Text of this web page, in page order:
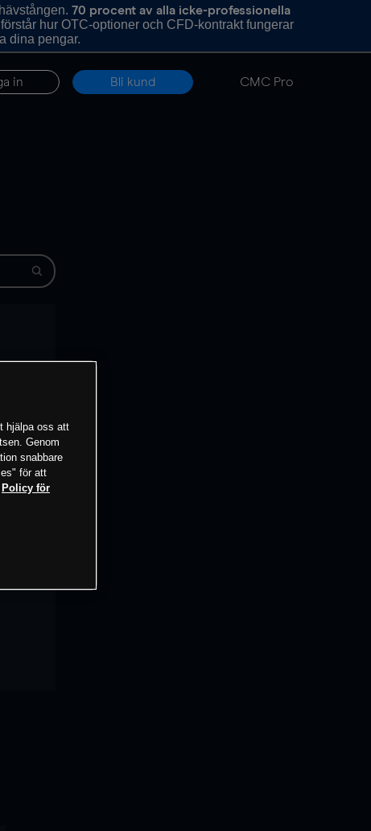
70 procent av alla icke-professionella
hur OTC-optioner och CFD-kontrakt fungerar
dina pengar.
in Bli kund CMC Pro
hjälpa oss att
Genom
snabbare
för att
Policy för